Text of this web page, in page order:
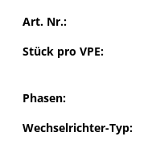
Art. Nr.:
Stück pro VPE:
Phasen:
Wechselrichter-Typ: